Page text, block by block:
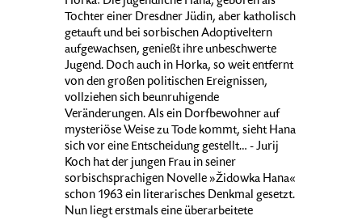
Tochter einer Dresdner Jüdin, aber katholisch
getauft und bei sorbischen Adoptiveltern
aufgewachsen, genießt ihre unbeschwerte
Jugend. Doch auch in Horka, so weit entfernt
von den großen politischen Ereignissen,
vollziehen sich beunruhigende
Veränderungen. Als ein Dorfbewohner auf
mysteriöse Weise zu Tode kommt, sieht Hana
sich vor eine Entscheidung gestellt… - Jurij
Koch hat der jungen Frau in seiner
sorbischsprachigen Novelle »Židowka Hana«
schon 1963 ein literarisches Denkmal gesetzt.
Nun liegt erstmals eine überarbeitete